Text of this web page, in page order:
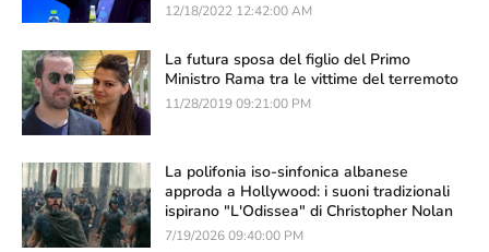
12/18/2022 12:42:00 AM
La futura sposa del figlio del Primo
Ministro Rama tra le vittime del terremoto
11/28/2019 09:21:00 PM
La polifonia iso-sinfonica albanese
approda a Hollywood: i suoni tradizionali
ispirano "L'Odissea" di Christopher Nolan
7/19/2026 09:40:00 PM